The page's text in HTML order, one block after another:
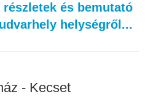
részletek és bemutató
helységről...
- Kecset